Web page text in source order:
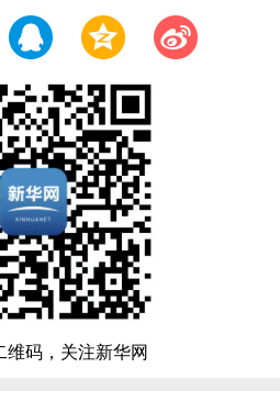
维码，关注新华网